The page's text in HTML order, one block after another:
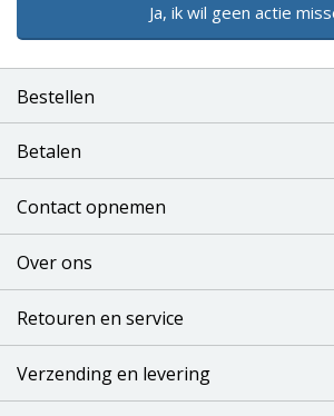
Ja, ik wil geen actie
Bestellen
Betalen
Contact opnemen
Over ons
Retouren en service
Verzending en levering